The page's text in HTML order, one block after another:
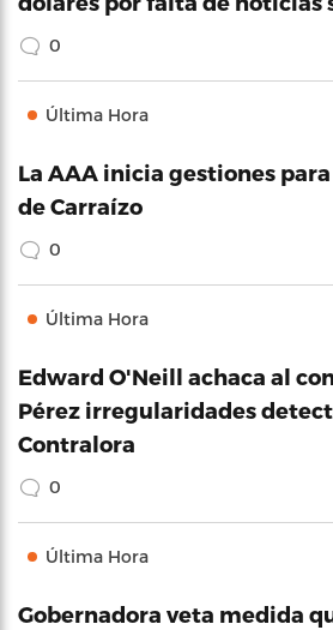
0
Última Hora
La AAA inicia gestiones
de Carraízo
0
Última Hora
Edward O'Neill achaca al
Pérez irregularidades
Contralora
0
Última Hora
Gobernadora veta medida